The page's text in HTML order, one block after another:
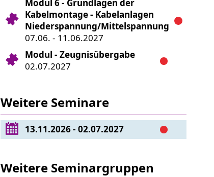
Modul 6 - Grundlagen der
Kabelmontage - Kabelanlagen
Niederspannung/Mittelspannung
07.06. - 11.06.2027
Modul - Zeugnisübergabe
02.07.2027
Weitere Seminare
13.11.2026 - 02.07.2027
Weitere Seminargruppen